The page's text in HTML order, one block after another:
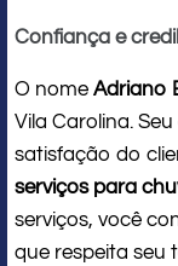
Confiança e
O nome Adriano
Vila Carolina.
satisfação do
serviços para
serviços, você
que respeita seu